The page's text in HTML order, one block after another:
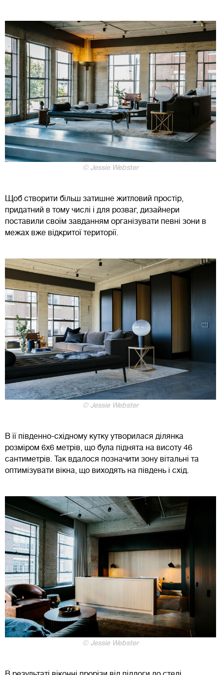
© Jessie Webster
Щоб створити більш затишне житловий простір,
придатний в тому числі і для розваг, дизайнери
поставили своїм завданням організувати певні зони в
межах вже відкритої території.
© Jessie Webster
В її південно-східному кутку утворилася ділянка
розміром 6х6 метрів, що була піднята на висоту 46
сантиметрів. Так вдалося позначити зону вітальні та
оптимізувати вікна, що виходять на південь і схід.
© Jessie Webster